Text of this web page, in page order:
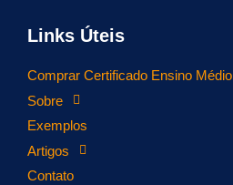
Links Úteis
Comprar Certificado Ensino Médio
Sobre
Exemplos
Artigos
Contato